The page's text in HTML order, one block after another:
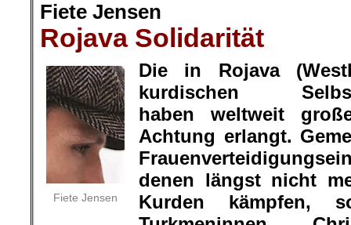
Fiete Jensen
Rojava Solidarität
Fiete Jensen
Die in Rojava
kurdischen
haben weltweit
Achtung erlangt.
denen längst nicht
Kurden kämpfen,